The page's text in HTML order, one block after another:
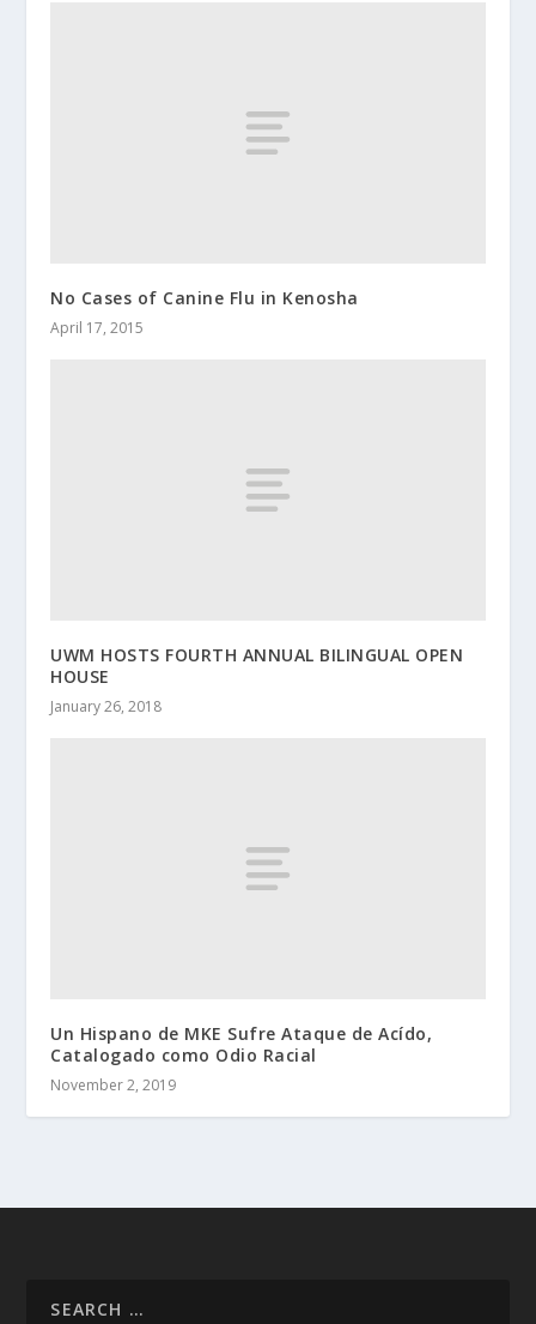
No Cases of Canine Flu in Kenosha
April 17, 2015
UWM HOSTS FOURTH ANNUAL BILINGUAL OPEN
HOUSE
January 26, 2018
Un Hispano de MKE Sufre Ataque de Acído,
Catalogado como Odio Racial
November 2, 2019